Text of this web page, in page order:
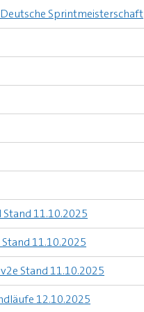
Sprintmeisterschaft
11.10.2025
11.10.2025
Stand 11.10.2025
12.10.2025